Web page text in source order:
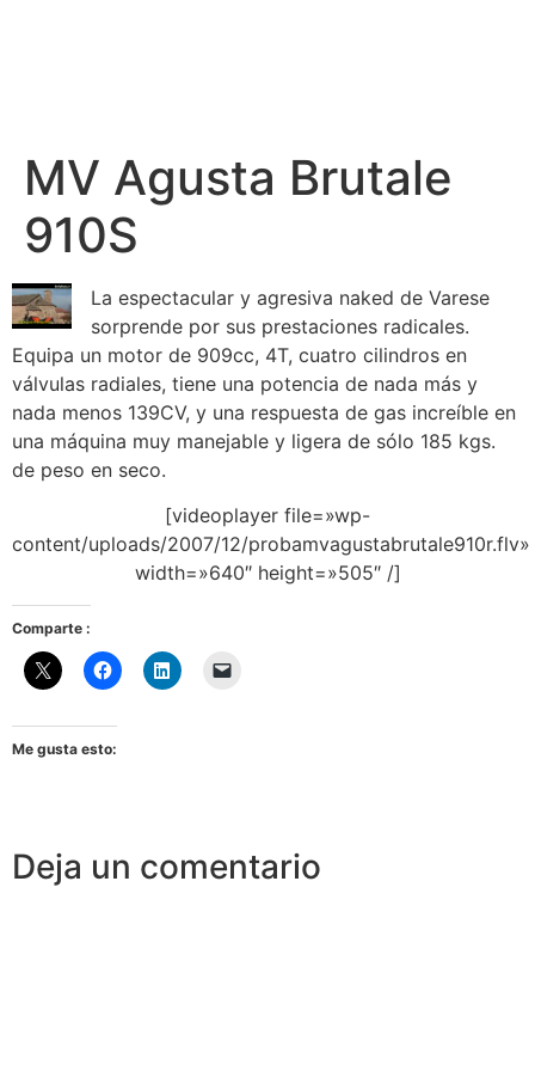
MV Agusta Brutale
910S
La espectacular y agresiva naked de Varese
sorprende por sus prestaciones radicales.
Equipa un motor de 909cc, 4T, cuatro cilindros en
válvulas radiales, tiene una potencia de nada más y
nada menos 139CV, y una respuesta de gas increíble en
una máquina muy manejable y ligera de sólo 185 kgs.
de peso en seco.
[videoplayer file=»wp-
content/uploads/2007/12/probamvagustabrutale910r.flv»
width=»640″ height=»505″ /]
Comparte :
Me gusta esto:
Deja un comentario